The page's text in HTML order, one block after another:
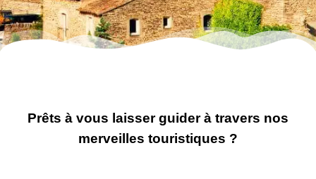
Prêts à vous laisser guider à travers nos
merveilles touristiques ?